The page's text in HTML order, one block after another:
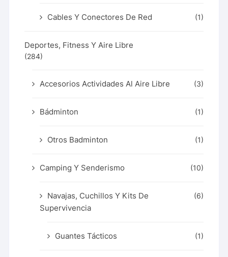
Cables Y Conectores De Red (1)
Deportes, Fitness Y Aire Libre
(284)
Accesorios Actividades Al Aire Libre (3)
Bádminton (1)
Otros Badminton (1)
Camping Y Senderismo (10)
Navajas, Cuchillos Y Kits De
Supervivencia
(6)
Guantes Tácticos (1)